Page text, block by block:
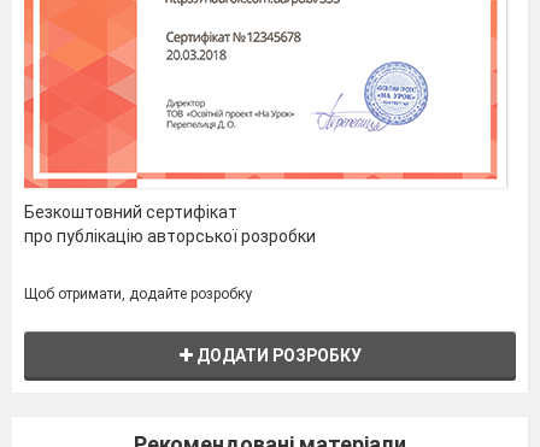
Безкоштовний сертифікат
про публікацію авторської розробки
Щоб отримати, додайте розробку
ДОДАТИ РОЗРОБКУ